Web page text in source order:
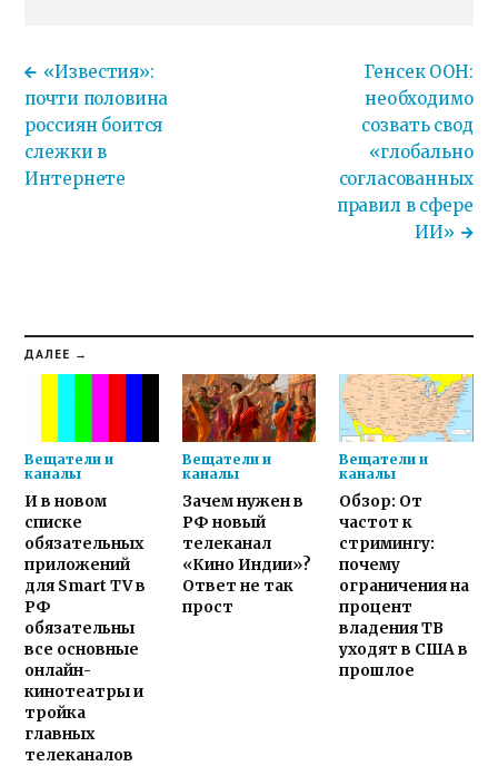
«Известия»:
почти половина
россиян боится
слежки в
Интернете
Генсек ООН:
необходимо
созвать свод
«глобально
согласованных
правил в сфере
ИИ»
ДАЛЕЕ →
Вещатели и
каналы
И в новом
списке
обязательных
приложений
для Smart TV в
РФ
обязательны
все основные
онлайн-
кинотеатры и
тройка
главных
телеканалов
Вещатели и
каналы
Зачем нужен в
РФ новый
телеканал
«Кино Индии»?
Ответ не так
прост
Вещатели и
каналы
Обзор: От
частот к
стримингу:
почему
ограничения на
процент
владения ТВ
уходят в США в
прошлое